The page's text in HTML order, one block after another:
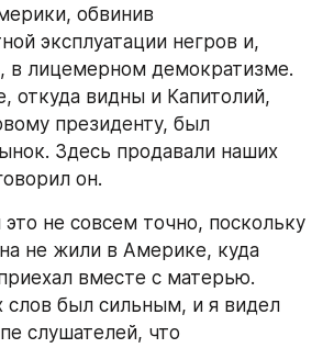
обвинив
эксплуатации негров и,
в лицемерном демократизме.
откуда видны и Капитолий,
президенту, был
Здесь продавали наших
он.
не совсем точно, поскольку
не жили в Америке, куда
вместе с матерью.
слов был сильным, и я видел
слушателей, что